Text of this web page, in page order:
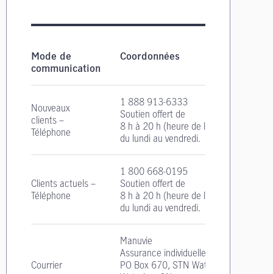
Mode de
communication
Coordonnées
Nouveaux
clients –
Téléphone
1 888 913-6333
Soutien offert de
8 h à 20 h (heure de l'Est)
du lundi au vendredi.
Clients actuels –
Téléphone
1 800 668-0195
Soutien offert de
8 h à 20 h (heure de l'Est)
du lundi au vendredi.
Courrier
Manuvie
Assurance individuelle
PO Box 670, STN Waterloo